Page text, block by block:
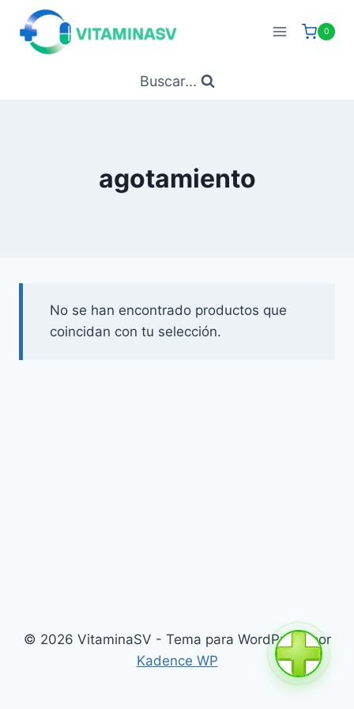
Saltar
contenido
0
Buscar...
agotamiento
No se han encontrado productos que
coincidan con tu selección.
© 2026 VitaminaSV - Tema para WordPress por
Kadence WP